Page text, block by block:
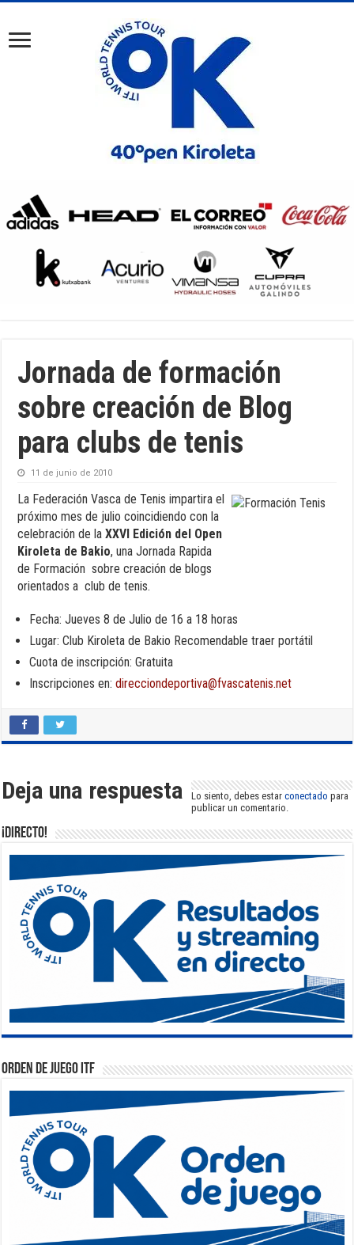
Jornada de formación
sobre creación de Blog
para clubs de tenis
11 de junio de 2010
La Federación Vasca de Tenis impartira el
próximo mes de julio coincidiendo con la
celebración de laXXVI Edición del Open
Kiroleta de Bakio, una Jornada Rapida
de Formación sobre creación de blogs
orientados a club de tenis.
Fecha: Jueves 8 de Julio de 16 a 18 horas
Lugar: Club Kiroleta de Bakio Recomendable traer portátil
Cuota de inscripción: Gratuita
Inscripciones en: direcciondeportiva@fvascatenis.net
Deja una respuesta Lo siento, debes estarconectado para
publicar un comentario.
¡DIRECTO!
Orden de Juego ITF